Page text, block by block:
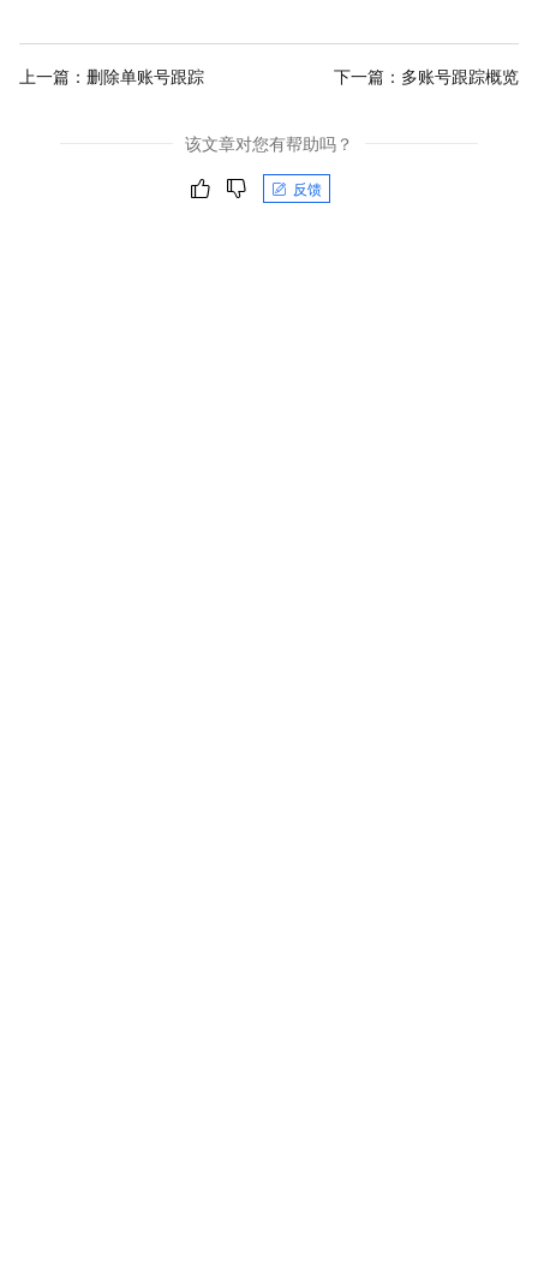
上一篇： 删除单账号跟踪 下一篇： 多账号跟踪概览
该文章对您有帮助吗？
反馈